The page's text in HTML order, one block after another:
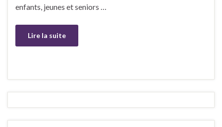
enfants, jeunes et seniors …
Lire la suite